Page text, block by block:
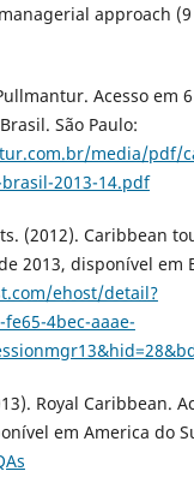
approach (9
Acesso em
São Paulo:
media/pdf/
2013-14.pdf
(2012). Caribbean
2013, disponível em
ehost/detail?
4bec-aaae-
Royal Caribbean.
em America do